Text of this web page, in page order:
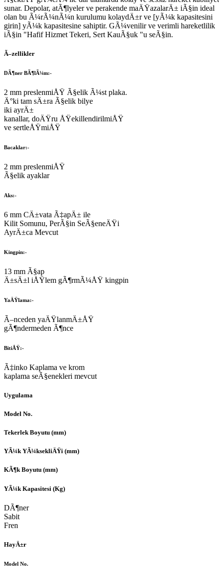
sunar. Depolar, atÃ¶lyeler ve perakende maÄŸazalarÄ± iÃ§in ideal
olan bu Ã¼rÃ¼nÃ¼n kurulumu kolaydÄ±r ve [yÃ¼k kapasitesini
girin] yÃ¼k kapasitesine sahiptir. GÃ¼venilir ve verimli hareketlilik
iÃ§in "Hafif Hizmet Tekeri, Sert KauÃ§uk "u seÃ§in.
Ã–zellikler
DÃ¶ner BÃ¶lÃ¼m:-
2 mm preslenmiÅŸ Ã§elik Ã¼st plaka.
Ä°ki tam sÄ±ra Ã§elik bilye
iki ayrÄ±
kanallar, doÄŸru ÅŸekillendirilmiÅŸ
ve sertleÅŸmiÅŸ
Bacaklar:-
2 mm preslenmiÅŸ
Ã§elik ayaklar
Aks:-
6 mm CÄ±vata Ã‡apÄ± ile
Kilit Somunu, PerÃ§in SeÃ§eneÄŸi
AyrÄ±ca Mevcut
Kingpin:-
13 mm Ã§ap
Ä±sÄ±l iÅŸlem gÃ¶rmÃ¼ÅŸ kingpin
YaÄŸlama:-
Ã–nceden yaÄŸlanmÄ±ÅŸ
gÃ¶ndermeden Ã¶nce
BitiÅŸ:-
Ã‡inko Kaplama ve krom
kaplama seÃ§enekleri mevcut
Uygulama
Model No.
Tekerlek Boyutu (mm)
YÃ¼k YÃ¼ksekliÄŸi (mm)
KÃ¶k Boyutu (mm)
YÃ¼k Kapasitesi (Kg)
DÃ¶ner
Sabit
Fren
HayÄ±r
Model No.